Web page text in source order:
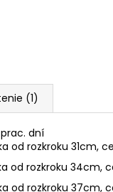
(1)
dní
od rozkroku 31cm,
od rozkroku 34cm,
od rozkroku 37cm,